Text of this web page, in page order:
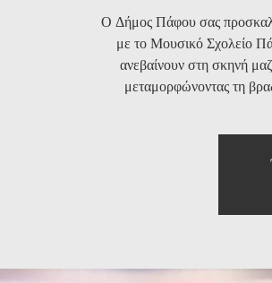
Ο Δήμος Πάφου σας
με το Μουσικό Σχολείο
ανεβαίνουν στη σκηνή
μεταμορφώνοντας τη